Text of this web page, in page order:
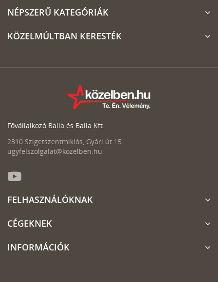
NÉPSZERŰ KATEGÓRIÁK
KÖZELMÚLTBAN KERESTÉK
Fővállalkozó Balla és Balla Kft.
2310 Szigetszentmiklós, Gyári út 15.
ugyfelszolgalat@kozelben.hu
FELHASZNÁLÓKNAK
CÉGEKNEK
INFORMÁCIÓK